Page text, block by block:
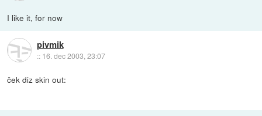
I like it, for now
pivmik
:: 16. dec 2003, 23:07
ček diz skin out: